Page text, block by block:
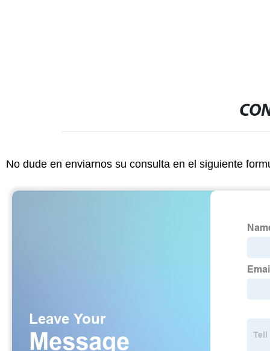
No dude en enviarnos su consulta en el siguiente